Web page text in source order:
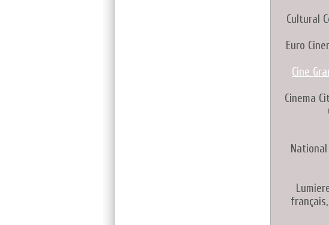
Cultural
Euro
Cine
Cinema
National
français,